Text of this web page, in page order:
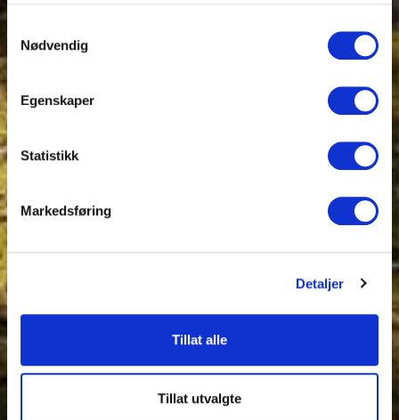
Nødvendig
Egenskaper
Statistikk
Markedsføring
Detaljer
Tillat alle
Tillat utvalgte